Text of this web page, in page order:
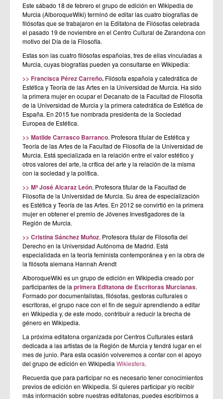
Este sábado 18 de febrero el grupo de edición en Wikipedia de
Murcia (AlboroqueWiki) terminó de editar las cuatro biografías de
filósofas que se trabajaron en la Editatona de Filósofas celebrada
el pasado 19 de noviembre en el Centro Cultural de Zarandona con
motivo del Día de la Filosofía.
Estas son las cuatro filósofas españolas, tres de ellas vinculadas a
Murcia, cuyas biografías pueden ya consultarse en Wikipedia:
>> Francisca Pérez Carreño. Filósofa española y catedrática de
Estética y Teoría de las Artes en la Universidad de Murcia. Ha sido
la primera mujer en ocupar el Decanato de la Facultad de Filosofía
de la Universidad de Murcia ​y la primera catedrática de Estética de
España. En 2015 fue nombrada presidenta de la Sociedad
Europea de Estética.
>> Matilde Carrasco Barranco. Profesora titular de Estética y
Teoría de las Artes de la Facultad de Filosofía de la Universidad de
Murcia. Está specializada en la relación entre el valor estético y
otros valores del arte, la crítica del arte y la relación de la misma
con la sociedad y la política.
>> Mª José Alcaraz León. Profesora titular de la Facultad de
Filosofía de la Universidad de Murcia. Su área de especialización
es Estética y Teoría de las Artes. En 2012 se convirtió en la primera
mujer en obtener el premio de Jóvenes Investigadores de la
Región de Murcia.
>> Cristina Sánchez Muñoz. Profesora titular de Filosofía del
Derecho en la Universidad Autónoma de Madrid. Está
especialidada en la teoría feminista contemporánea y en la obra de
la filósofa alemana Hannah Arendt
AlboroqueWiki es un grupo de edición en Wikipedia creado por
participantes de la primera Editatona de Escritoras Murcianas.
Formado por documentalistas, filósofas, gestoras culturales o
escritoras, el grupo nace con el fin de seguir aprendiendo a editar
en Wikipedia y, de este modo, contribuir a reducir la brecha de
género en Wikipedia.
La próxima editatona organizada por Centros Culturales estará
dedicada a las artistas de la Región de Murcia y tendrá lugar en el
mes de junio. Para esta ocasión volveremos a contar con el apoyo
del grupo de edición en Wikipedia Wikiesfera.
Recuerda que para participar no es necesario tener conocimientos
previos de edición en Wikipedia. Si quieres participar y/o recibir
más información sobre nuestras editatonas, puedes escribirnos a